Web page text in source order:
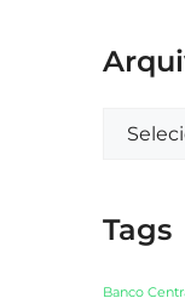
Tags
Banco